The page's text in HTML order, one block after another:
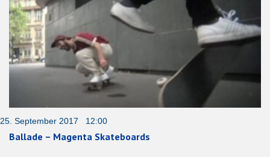
25. September 2017 12:00
Ballade – Magenta Skateboards